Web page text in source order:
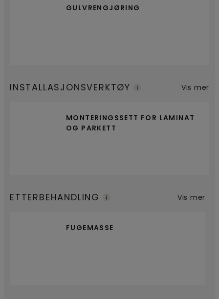
GULVRENGJØRING
INSTALLASJONSVERKTØY
MONTERINGSSETT FOR LAMINAT
OG PARKETT
Vis mer
ETTERBEHANDLING
FUGEMASSE
Vis mer